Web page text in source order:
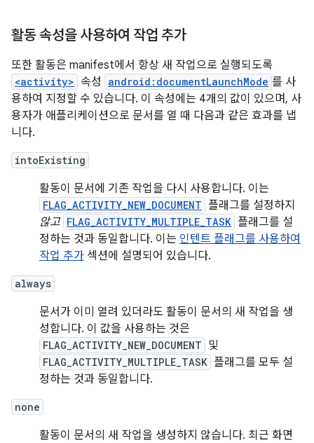
활동 속성을 사용하여 작업 추가
또한 활동은 manifest에서 항상 새 작업으로 실행되도록
<activity> 속성 android:documentLaunchMode 를 사
용하여 지정할 수 있습니다. 이 속성에는 4개의 값이 있으며, 사
용자가 애플리케이션으로 문서를 열 때 다음과 같은 효과를 냅
니다.
intoExisting
활동이 문서에 기존 작업을 다시 사용합니다. 이는
FLAG_ACTIVITY_NEW_DOCUMENT 플래그를 설정하지
않고 FLAG_ACTIVITY_MULTIPLE_TASK 플래그를 설
정하는 것과 동일합니다. 이는 인텐트 플래그를 사용하여
작업 추가 섹션에 설명되어 있습니다.
always
문서가 이미 열려 있더라도 활동이 문서의 새 작업을 생
성합니다. 이 값을 사용하는 것은
FLAG_ACTIVITY_NEW_DOCUMENT 및
FLAG_ACTIVITY_MULTIPLE_TASK 플래그를 모두 설
정하는 것과 동일합니다.
none
활동이 문서의 새 작업을 생성하지 않습니다. 최근 화면